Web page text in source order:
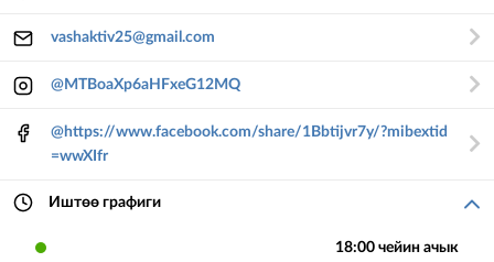
vashaktiv25@gmail.com
@MTBoaXp6aHFxeG12MQ
@https://www.facebook.com/share/1Bbtijvr7y/?mibextid
=wwXIfr
Иштөө графиги
18:00 чейин ачык